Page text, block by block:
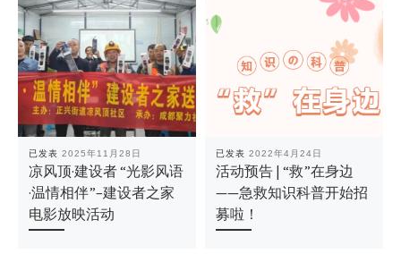
已发表 2025年11月28日
凉风顶·建设者 “光影风语
·温情相伴”–建设者之家
电影放映活动
已发表 2022年4月24日
活动预告 | “救”在身边
——急救知识科普开始招
募啦！